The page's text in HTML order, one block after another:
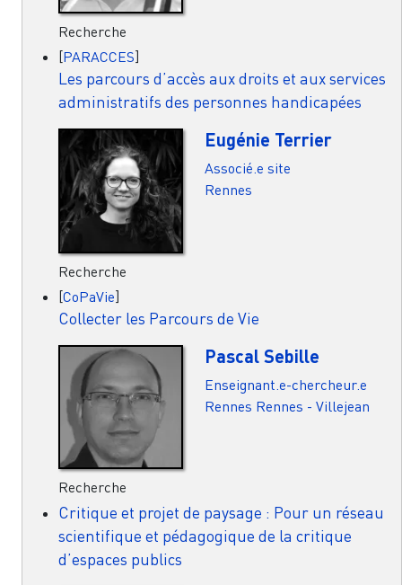
Recherche
[PARACCES]
Les parcours d’accès aux droits et aux services
administratifs des personnes handicapées
Eugénie Terrier
Associé.e site
Rennes
Recherche
[CoPaVie]
Collecter les Parcours de Vie
Pascal Sebille
Enseignant.e-chercheur.e
Rennes Rennes - Villejean
Recherche
Critique et projet de paysage : Pour un réseau
scientifique et pédagogique de la critique
d’espaces publics